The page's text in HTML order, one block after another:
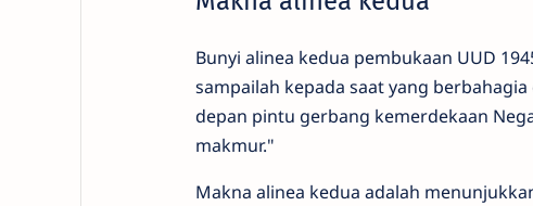
Bunyi alinea kedua pembukaan UUD
sampailah kepada saat yang
depan pintu gerbang kemerdekaan
makmur."
Makna alinea kedua adalah